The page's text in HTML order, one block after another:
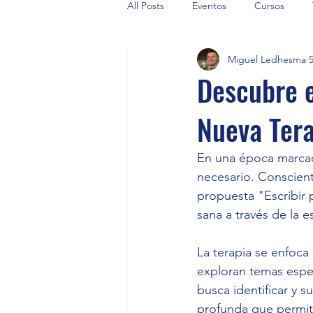
All Posts Eventos Cursos
Descubre
Nueva
Miguel Ledhesma
En una época
necesario.
propuesta "Escribir
sana a través de la
La terapia se
exploran temas
busca identificar y
profunda que